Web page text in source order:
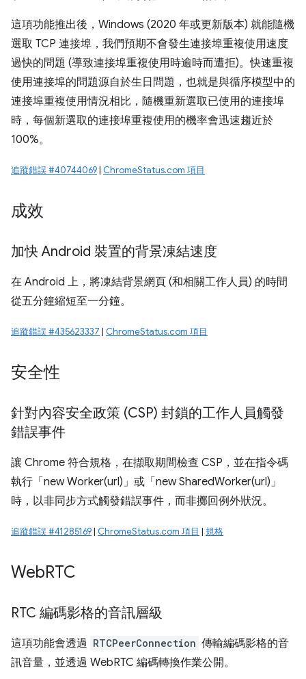
這項功能推出後，Windows (2020 年或更新版本) 就能隨機
選取 TCP 連接埠，我們預期不會發生連接埠重複使用速度
過快的問題 (導致連接埠重複使用時逾時而遭拒)。快速重複
使用連接埠的問題源自於生日問題，也就是與循序模型中的
連接埠重複使用情況相比，隨機重新選取已使用的連接埠
時，每個新選取的連接埠重複使用的機率會迅速趨近於
100%。
追蹤錯誤 #40744069| ChromeStatus.com 項目
成效
加快 Android 裝置的背景凍結速度
在 Android 上，將凍結背景網頁 (和相關工作人員) 的時間
從五分鐘縮短至一分鐘。
追蹤錯誤 #435623337 | ChromeStatus.com 項目
安全性
針對內容安全政策 (CSP) 封鎖的工作人員觸發
錯誤事件
讓 Chrome 符合規格，在擷取期間檢查 CSP，並在指令碼
執行「new Worker(url)」或「new SharedWorker(url)」
時，以非同步方式觸發錯誤事件，而非擲回例外狀況。
追蹤錯誤 #41285169| ChromeStatus.com 項目 | 規格
WebRTC
RTC 編碼影格的音訊層級
這項功能會透過 RTCPeerConnection 傳輸編碼影格的音
訊音量，並透過 WebRTC 編碼轉換作業公開。